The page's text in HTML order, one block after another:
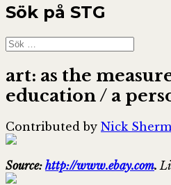
Sök på STG
Sök
efter:
art: as the
education / a
Contributed by Nick
Source: http://www.ebay.com.